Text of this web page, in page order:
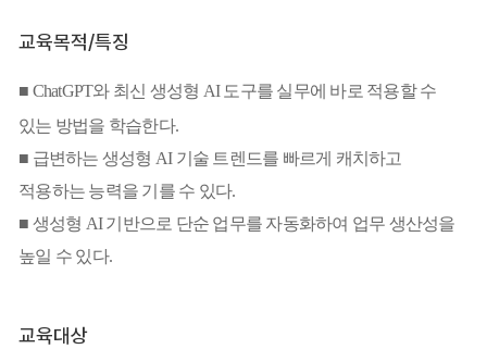
교육목적/특징
■ ChatGPT와 최신 생성형 AI 도구를 실무에 바로 적용할 수
있는 방법을 학습한다.
■ 급변하는 생성형 AI 기술 트렌드를 빠르게 캐치하고
적용하는 능력을 기를 수 있다.
■ 생성형 AI 기반으로 단순 업무를 자동화하여 업무 생산성을
높일 수 있다.
교육대상